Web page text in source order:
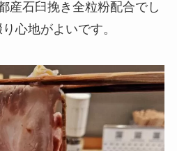
産石臼挽き全粒粉配合でし
心地がよいです。